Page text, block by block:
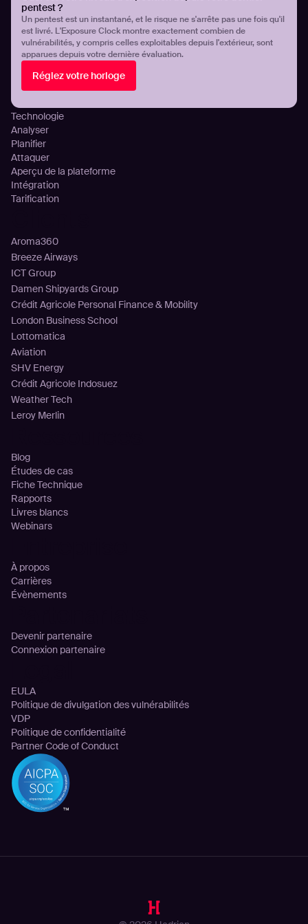
pentest ?
Un pentest est un instantané, et le risque ne s'arrête pas une fois qu'il
est livré. L'Exposure Clock montre exactement combien de
vulnérabilités, y compris celles exploitables depuis l'extérieur, sont
apparues depuis votre dernière évaluation.
Réglez votre horloge
Gestion continue de la surface d’attaque
Gestion de l’exposition aux menaces
Détection des infostealers
Visibilité et contrôle de l’exposition cloud
Mauvaises configurations DNS
Plateforme
Technologie
Analyser
Planifier
Attaquer
Aperçu de la plateforme
Intégration
Tarification
Aroma360
Breeze Airways
ICT Group
Damen Shipyards Group
Crédit Agricole Personal Finance & Mobility
London Business School
Lottomatica
Aviation
SHV Energy
Crédit Agricole Indosuez
Weather Tech
Leroy Merlin
Blog
Études de cas
Fiche Technique
Rapports
Livres blancs
Webinars
À propos
Carrières
Évènements
Devenir partenaire
Connexion partenaire
EULA
Politique de divulgation des vulnérabilités
VDP
Politique de confidentialité
Partner Code of Conduct